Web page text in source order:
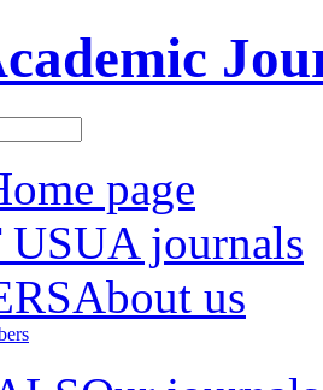
page
UA journals
About us